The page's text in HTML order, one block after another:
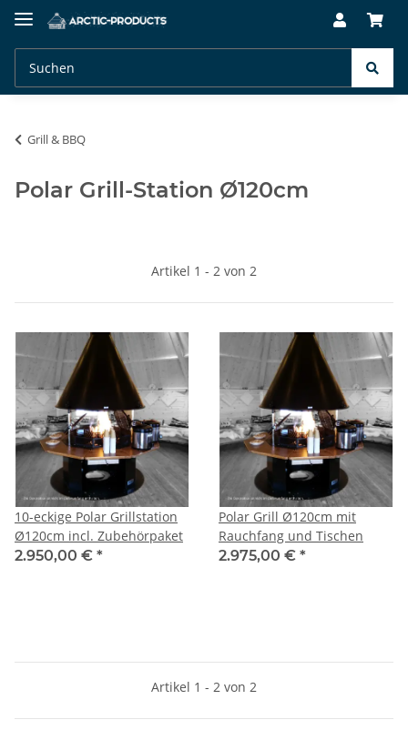
Grill & BBQ
Polar Grill-Station Ø120cm
Artikel 1 - 2 von 2
10-eckige Polar Grillstation
Ø120cm incl. Zubehörpaket
2.950,00 € *
Polar Grill Ø120cm mit
Rauchfang und Tischen
2.975,00 € *
Artikel 1 - 2 von 2